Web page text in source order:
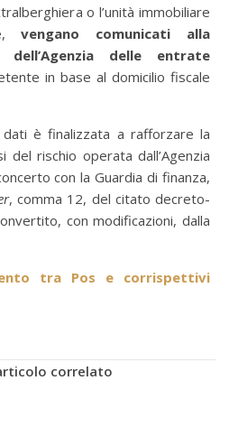
o l’unità immobiliare
vengano comunicati alla
dell’Agenzia delle entrate
in base al domicilio fiscale
dati è finalizzata a rafforzare la
del rischio operata dall’Agenzia
con la Guardia di finanza,
, comma 12, del citato decreto-
con modificazioni, dalla
tra Pos e corrispettivi
correlato